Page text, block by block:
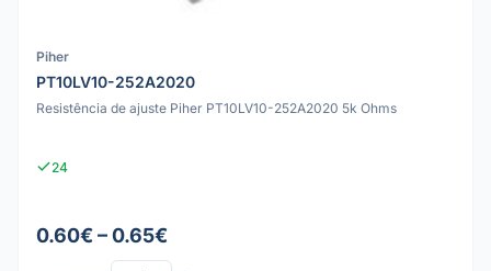
Piher
PT10LV10-252A2020
Resistência de ajuste Piher PT10LV10-252A2020 5k Ohms
24
0.60€ – 0.65€